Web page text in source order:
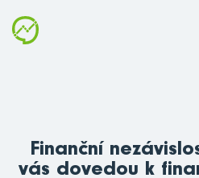
Finanční
vás dovedou k